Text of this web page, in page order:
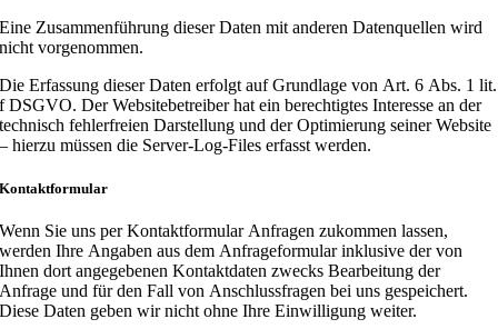
Eine Zusammenführung dieser Daten mit anderen Datenquellen wird
nicht vorgenommen.
Die Erfassung dieser Daten erfolgt auf Grundlage von Art. 6 Abs. 1 lit.
f DSGVO. Der Websitebetreiber hat ein berechtigtes Interesse an der
technisch fehlerfreien Darstellung und der Optimierung seiner Website
– hierzu müssen die Server-Log-Files erfasst werden.
Kontaktformular
Wenn Sie uns per Kontaktformular Anfragen zukommen lassen,
werden Ihre Angaben aus dem Anfrageformular inklusive der von
Ihnen dort angegebenen Kontaktdaten zwecks Bearbeitung der
Anfrage und für den Fall von Anschlussfragen bei uns gespeichert.
Diese Daten geben wir nicht ohne Ihre Einwilligung weiter.